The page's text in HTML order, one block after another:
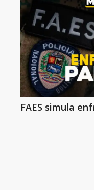
FAES simula